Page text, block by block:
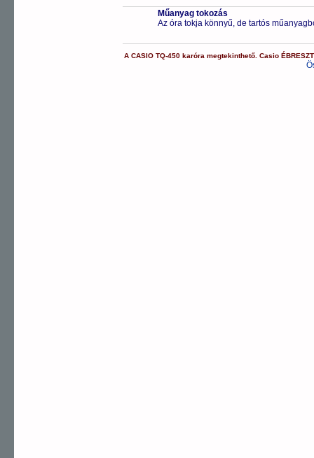
Műanyag tokozás
Az óra tokja könnyű, de tartós
ACASIO TQ-450 karóra megtekinthető.Casio